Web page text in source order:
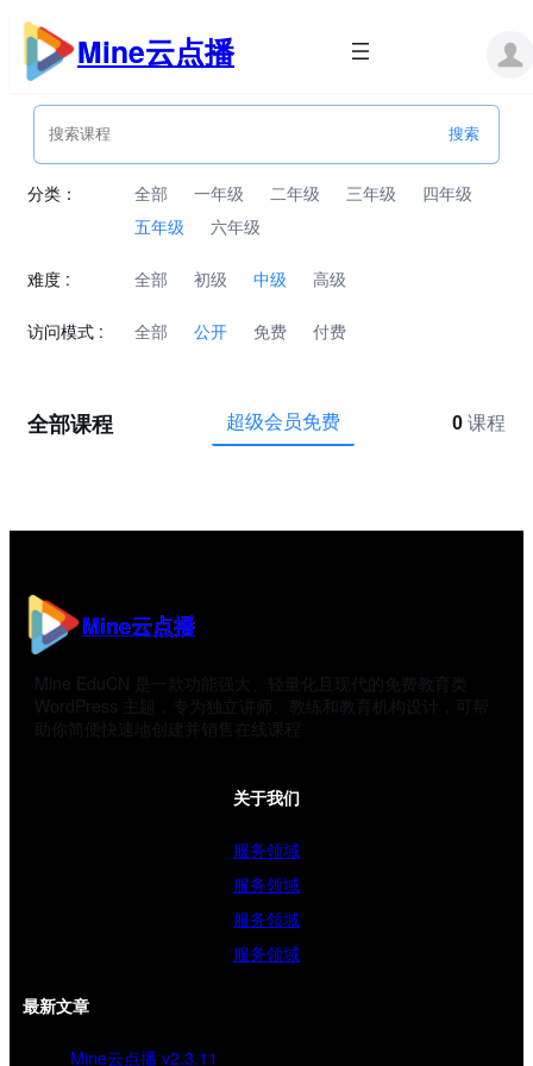
跳
内
Mine云点播
分类： 全部 一年级 二年级 三年级
四年级
五年级
六年级
难度 : 全部 初级 中级 高级
访问模式 : 全部 公开 免费 付费
全部课程 超级会员免费 0 课程
Mine云点播
Mine EduCN 是一款功能强大、轻量化且现代的免费教育类
WordPress 主题，专为独立讲师、教练和教育机构设计，可帮
助你简便快速地创建并销售在线课程
关于我们
服务领域
服务领域
服务领域
服务领域
最新文章
Mine云点播 v2.3.11